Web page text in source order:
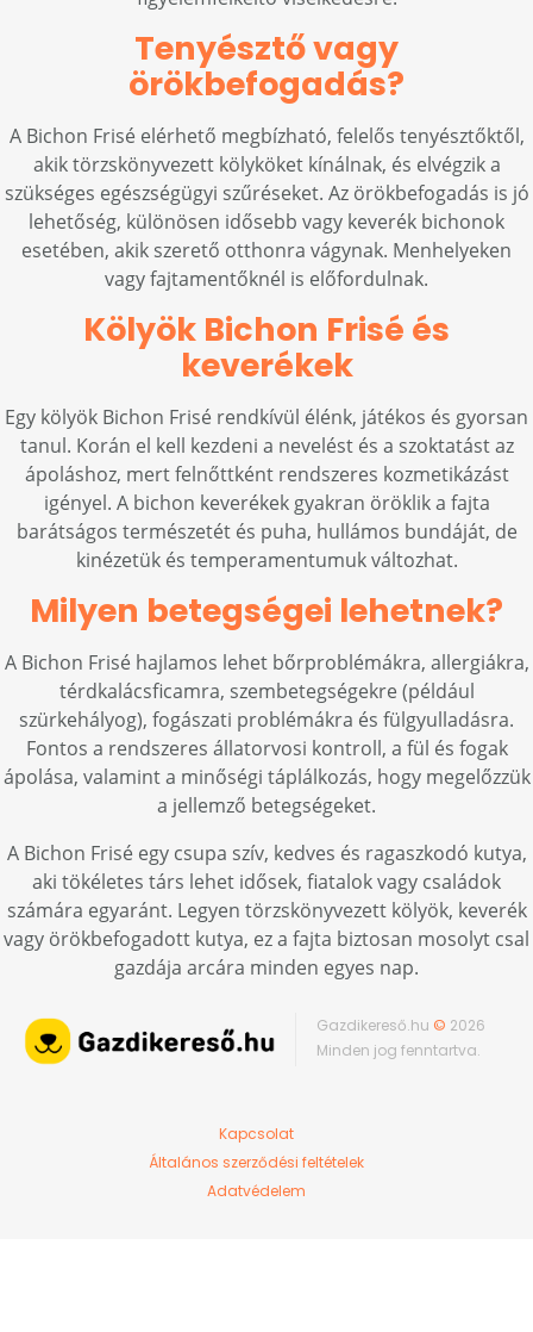
Tenyésztő vagy
örökbefogadás?
A Bichon Frisé elérhető megbízható, felelős tenyésztőktől,
akik törzskönyvezett kölyköket kínálnak, és elvégzik a
szükséges egészségügyi szűréseket. Az örökbefogadás is jó
lehetőség, különösen idősebb vagy keverék bichonok
esetében, akik szerető otthonra vágynak. Menhelyeken
vagy fajtamentőknél is előfordulnak.
Kölyök Bichon Frisé és
keverékek
Egy kölyök Bichon Frisé rendkívül élénk, játékos és gyorsan
tanul. Korán el kell kezdeni a nevelést és a szoktatást az
ápoláshoz, mert felnőttként rendszeres kozmetikázást
igényel. A bichon keverékek gyakran öröklik a fajta
barátságos természetét és puha, hullámos bundáját, de
kinézetük és temperamentumuk változhat.
Milyen betegségei lehetnek?
A Bichon Frisé hajlamos lehet bőrproblémákra, allergiákra,
térdkalácsficamra, szembetegségekre (például
szürkehályog), fogászati problémákra és fülgyulladásra.
Fontos a rendszeres állatorvosi kontroll, a fül és fogak
ápolása, valamint a minőségi táplálkozás, hogy megelőzzük
a jellemző betegségeket.
A Bichon Frisé egy csupa szív, kedves és ragaszkodó kutya,
aki tökéletes társ lehet idősek, fiatalok vagy családok
számára egyaránt. Legyen törzskönyvezett kölyök, keverék
vagy örökbefogadott kutya, ez a fajta biztosan mosolyt csal
gazdája arcára minden egyes nap.
Gazdikereső.hu © 2026
Minden jog fenntartva.
Kapcsolat
Általános szerződési feltételek
Adatvédelem